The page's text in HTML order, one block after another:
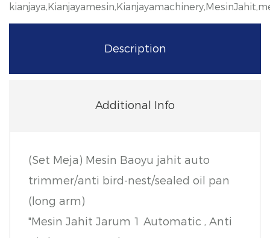
Description
Additional Info
(Set Meja) Mesin Baoyu jahit auto
trimmer/anti bird-nest/sealed oil pan
(long arm)
"Mesin Jahit Jarum 1 Automatic , Anti